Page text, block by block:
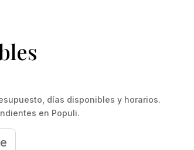
días disponibles y horarios.
en Populi.